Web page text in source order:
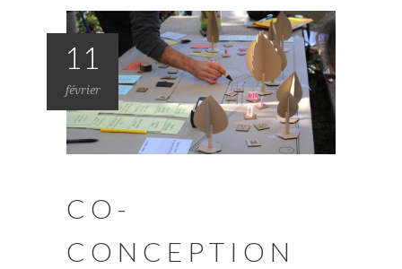
11
février
CO-
CONCEPTION